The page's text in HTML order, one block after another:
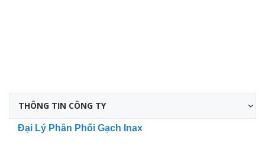
THÔNG TIN CÔNG TY
Đại Lý Phân Phối Gạch Inax